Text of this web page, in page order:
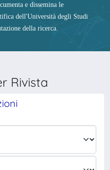
e dissemina le
dell'Università degli Studi
della ricerca.
Rivista